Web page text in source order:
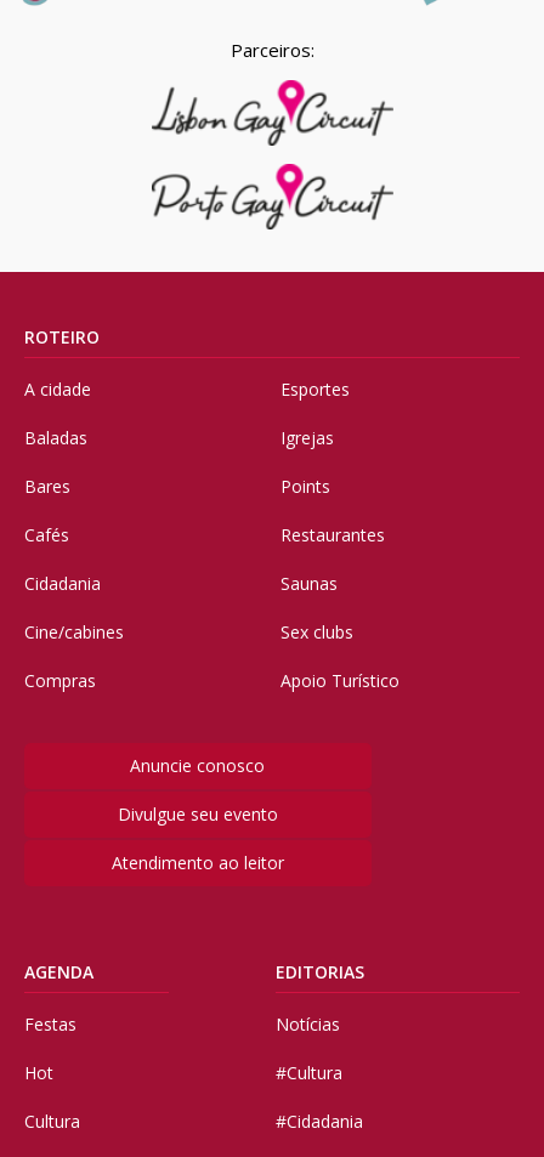
Parceiros:
ROTEIRO
A cidade
Baladas
Bares
Cafés
Cidadania
Cine/cabines
Compras
Esportes
Igrejas
Points
Restaurantes
Saunas
Sex clubs
Apoio Turístico
Anuncie conosco
Divulgue seu evento
Atendimento ao leitor
AGENDA
Festas
Hot
Cultura
EDITORIAS
Notícias
#Cultura
#Cidadania